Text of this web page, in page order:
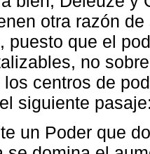
otra razón
puesto que el
no
los centros de
siguiente
un Poder que